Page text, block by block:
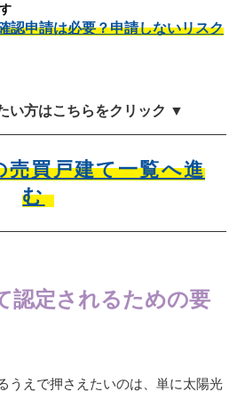
認申請は必要？申請しないリスク
い方はこちらをクリック ▼
売買戸建て一覧へ進
む
認定されるための要
うえで押さえたいのは、単に太陽光